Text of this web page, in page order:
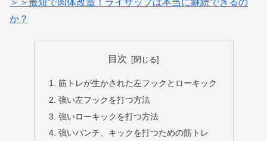
＞＞最短で肉体改造！ライザップは本当に継続できるの
か？
目次
筋トレが生かされた左フックとローキック
強い左フックを打つ方法
強いローキックを打つ方法
強いパンチ、キックを打つための筋トレ